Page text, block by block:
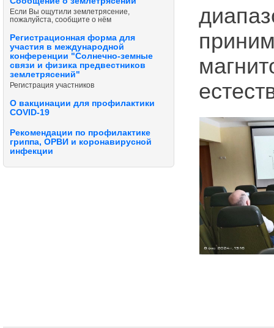
Если Вы ощутили землетрясение,
пожалуйста, сообщите о нём
Регистрационная форма для
участия в международной
конференции "Солнечно-земные
связи и физика предвестников
землетрясений"
Регистрация участников
О вакцинации для профилактики
COVID-19
Рекомендации по профилактике
гриппа, ОРВИ и коронавирусной
инфекции